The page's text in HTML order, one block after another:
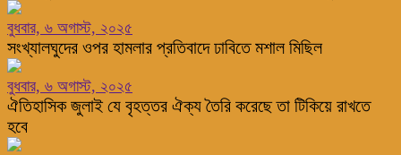
বুধবার, ৬ অগাস্ট, ২০২৫
সংখ্যালঘুদের ওপর হামলার প্রতিবাদে ঢাবিতে মশাল মিছিল
বুধবার, ৬ অগাস্ট, ২০২৫
ঐতিহাসিক জুলাই যে বৃহত্তর ঐক্য তৈরি করেছে তা টিকিয়ে রাখতে
হবে